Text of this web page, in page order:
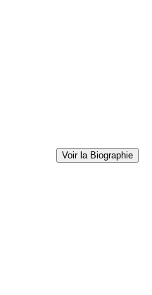
Voir la Biographie